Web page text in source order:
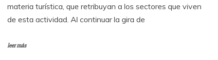
materia turística, que retribuyan a los sectores que viven
de esta actividad. Al continuar la gira de
leer más